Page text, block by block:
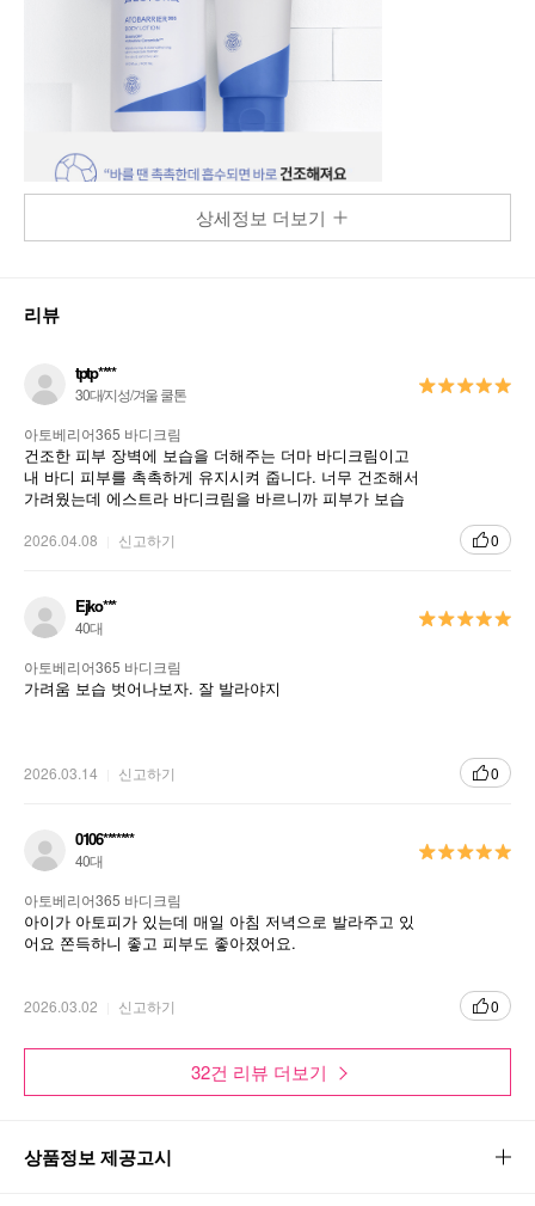
상세정보 더보기
리뷰
tptp****
30대/지성/겨울 쿨톤
아토베리어365 바디크림
건조한 피부 장벽에 보습을 더해주는 더마 바디크림이고
내 바디 피부를 촉촉하게 유지시켜 줍니다. 너무 건조해서
가려웠는데 에스트라 바디크림을 바르니까 피부가 보습
스트라 수분 에센스도 써 봤는데 효과를 바로 느낄 수 있
2026.04.08 신고하기 0
Ejko***
40대
아토베리어365 바디크림
가려움 보습 벗어나보자. 잘 발라야지
2026.03.14 신고하기 0
0106*******
40대
아토베리어365 바디크림
아이가 아토피가 있는데 매일 아침 저녁으로 발라주고 있
어요 쫀득하니 좋고 피부도 좋아졌어요.
2026.03.02 신고하기 0
32건 리뷰 더보기
상품정보 제공고시